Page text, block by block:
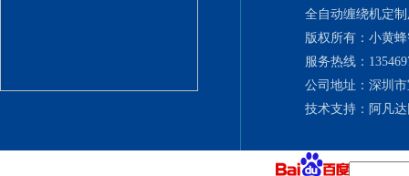
全自动缠绕机定
版权所有：小黄
服务热线：
公司地址：深圳
技术支持： 阿凡